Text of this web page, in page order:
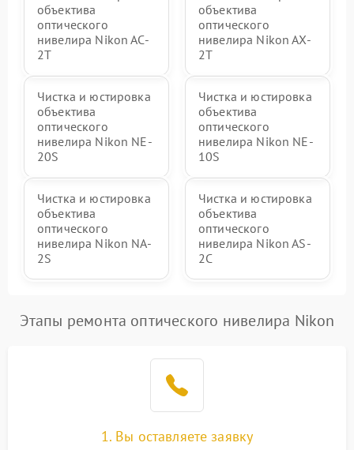
объектива
оптического
нивелира Nikon AC-
2T
объектива
оптического
нивелира Nikon AX-
2T
Чистка и юстировка
объектива
оптического
нивелира Nikon NE-
20S
Чистка и юстировка
объектива
оптического
нивелира Nikon NE-
10S
Чистка и юстировка
объектива
оптического
нивелира Nikon NA-
2S
Чистка и юстировка
объектива
оптического
нивелира Nikon AS-
2C
Этапы ремонта оптического нивелира Nikon
1. Вы оставляете заявку